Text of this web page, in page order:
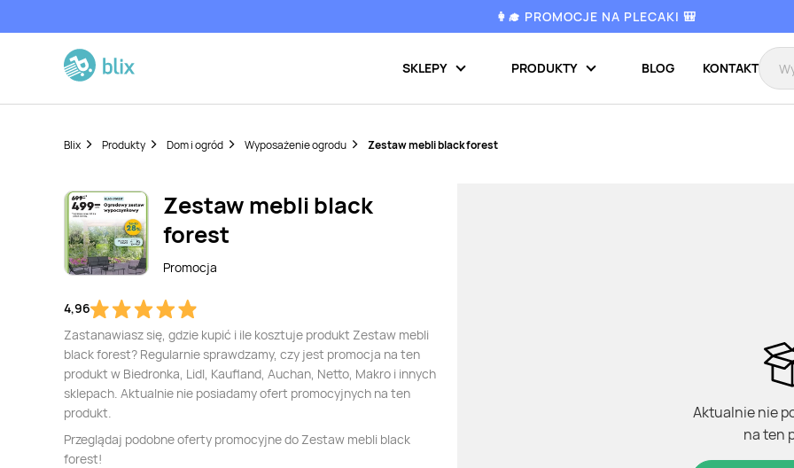
👩‍🎓 PROMOCJE NA PLECAKI 🎒
SKLEPY PRODUKTY BLOG KONTAKT
Blix Produkty Dom i ogród Wyposażenie ogrodu Zestaw mebli black forest
Zestaw mebli black
forest
Promocja
4,96
Zastanawiasz się, gdzie kupić i ile kosztuje produkt Zestaw mebli
black forest? Regularnie sprawdzamy, czy jest promocja na ten
produkt w Biedronka, Lidl, Kaufland, Auchan, Netto, Makro i innych
sklepach. Aktualnie nie posiadamy ofert promocyjnych na ten
produkt.
Przeglądaj podobne oferty promocyjne do Zestaw mebli black
forest!
Aktualnie nie
na ten